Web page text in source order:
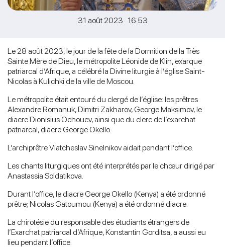
31 août 2023 16:53
Le 28 août 2023, le jour de la fête de la Dormition de la Très
Sainte Mère de Dieu, le métropolite Léonide de Klin, exarque
patriarcal d’Afrique, a célébré la Divine liturgie à l’église Saint-
Nicolas à Kulichki de la ville de Moscou.
Le métropolite était entouré du clergé de l’église: les prêtres
Alexandre Romanuk, Dimitri Zakharov, George Maksimov, le
diacre Dionisius Ochouev, ainsi que du clerc de l’exarchat
patriarcal, diacre George Okello.
L’archiprêtre Viatcheslav Sinelnikov aidait pendant l’office.
Les chants liturgiques ont été interprétés par le chœur dirigé par
Anastassia Soldatikova.
Durant l’office, le diacre George Okello (Kenya) a été ordonné
prêtre; Nicolas Gatoumou (Kenya) a été ordonné diacre.
La chirotésie du responsable des étudiants étrangers de
l’Exarchat patriarcal d’Afrique, Konstantin Gorditsa, a aussi eu
lieu pendant l’office.